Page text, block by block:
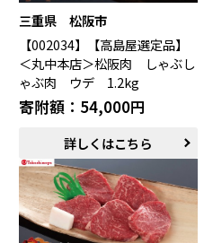
三重県 松阪市
【002034】【高島屋選定品】
＜丸中本店＞松阪肉 しゃぶし
ゃぶ肉 ウデ 1.2kg
寄附額：54,000円
詳しくはこちら